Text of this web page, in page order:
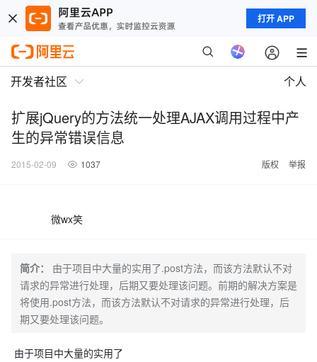
打开 APP
开发者社区 个人
扩展jQuery的方法统一处理AJAX调用过程中产
生的异常错误信息
2015-02-09 1037 版权 举报
微wx笑
简介：
由于项目中大量的实用了.post方法，而该方法默认不对
请求的异常进行处理，后期又要处理该问题。前期的解决方案是
将使用.post方法，而该方法默认不对请求的异常进行处理，后
期又要处理该问题。
由于项目中大量的实用了